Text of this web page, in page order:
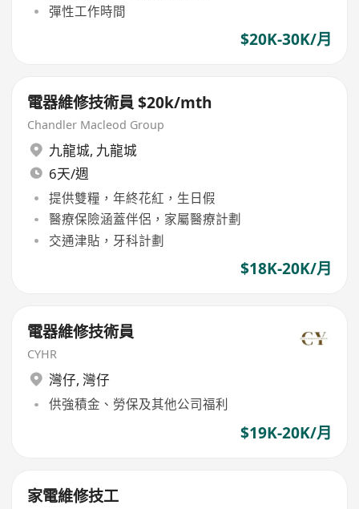
彈性工作時間
$20K-30K/月
電器維修技術員 $20k/mth
Chandler Macleod Group
九龍城, 九龍城
6天/週
提供雙糧，年終花紅，生日假
醫療保險涵蓋伴侶，家屬醫療計劃
交通津貼，牙科計劃
$18K-20K/月
電器維修技術員
CYHR
灣仔, 灣仔
供強積金、勞保及其他公司福利
$19K-20K/月
家電維修技工